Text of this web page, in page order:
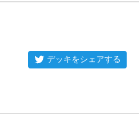
デッキをシェアする